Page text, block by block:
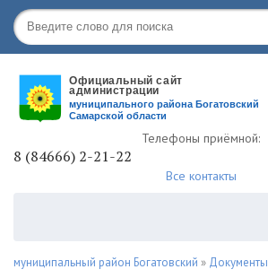
Телефоны приёмной:
8 (84666) 2-21-22
Все контакты
муниципальный район Богатовский » Документы